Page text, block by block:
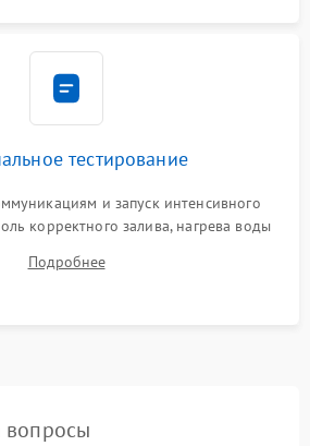
тестирование
и запуск интенсивного
корректного залива, нагрева воды
отсутствия посторонних шумов,
и абсолютной сухости в поддоне.
Подробнее
вопросы